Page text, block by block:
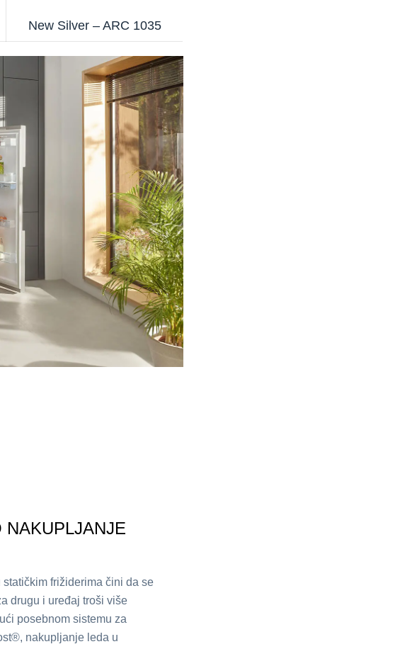
New Silver – ARC 1035
NAKUPLJANJE
frižiderima čini da se
drugu i uređaj troši više
posebnom sistemu za
nakupljanje leda u